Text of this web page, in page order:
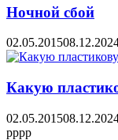
Ночной сбой
02.05.2015
Какую
02.05.2015
pppp